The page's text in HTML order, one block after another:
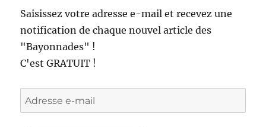
Saisissez votre adresse e-mail et recevez une
notification de chaque nouvel article des
"Bayonnades" !
C'est GRATUIT !
Adresse
e-